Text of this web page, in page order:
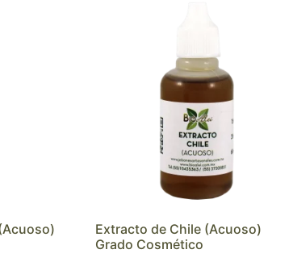
Extracto de Chile (Acuoso)
Grado Cosmético